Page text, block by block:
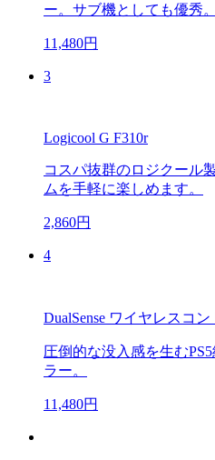
ー。サブ機としても優秀。
11,480円
3
Logicool G F310r
コスパ抜群のロジクール
ムを手軽に楽しめます。
2,860円
4
DualSense ワイヤレスコ
圧倒的な没入感を生む
ラー。
11,480円